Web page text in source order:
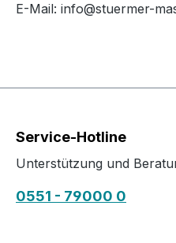
E-Mail: info@stuermer-
Service-Hotline
Unterstützung und
0551 - 79000 0